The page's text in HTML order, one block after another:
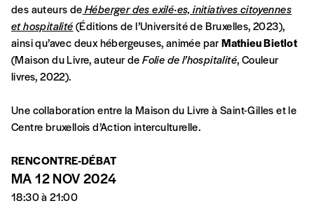
cours ou vous commandez au numéro.
Vous indiquez si vous souhaitez recevoir la
revue en format papier ou numérique.
Vous renseignez vos coordonnées.
Vous versez le montant de votre choix sur le
2190avec en communication le numéro de
la commande renseigné dans le mail de
Imag”.
des auteurs deHéberger des exilé·es, initiatives citoyennes
et hospitalité(Éditions de l’Université de Bruxelles, 2023),
ainsi qu’avec deux hébergeuses, animée parMathieu Bietlot
(Maison du Livre, auteur deFolie de l’hospitalité, Couleur
livres, 2022).
Une collaboration entre la Maison du Livre à Saint-Gilles et le
Centre bruxellois d’Action interculturelle.
RENCONTRE-DÉBAT
MA 12 NOV 2024
18:30 à 21:00